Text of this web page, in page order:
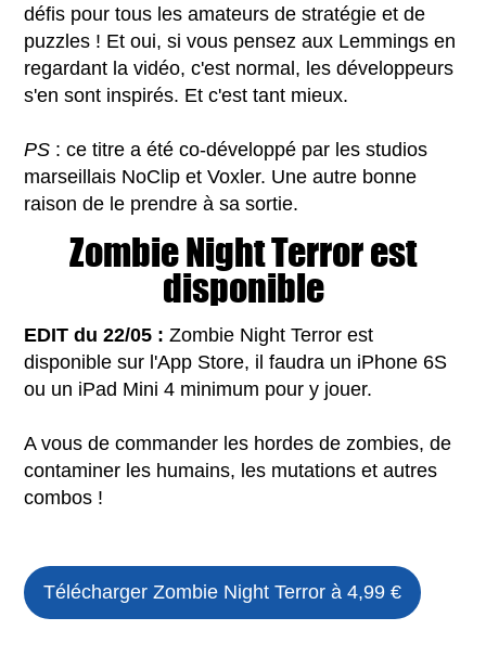
défis pour tous les amateurs de stratégie et de
puzzles ! Et oui, si vous pensez aux Lemmings en
regardant la vidéo, c'est normal, les développeurs
s'en sont inspirés. Et c'est tant mieux.
PS : ce titre a été co-développé par les studios
marseillais NoClip et Voxler. Une autre bonne
raison de le prendre à sa sortie.
Zombie Night Terror est
disponible
EDIT du 22/05 :Zombie Night Terror est
disponible sur l'App Store, il faudra un iPhone 6S
ou un iPad Mini 4 minimum pour y jouer.
A vous de commander les hordes de zombies, de
contaminer les humains, les mutations et autres
combos !
TéléchargerZombie Night Terror à 4,99 €